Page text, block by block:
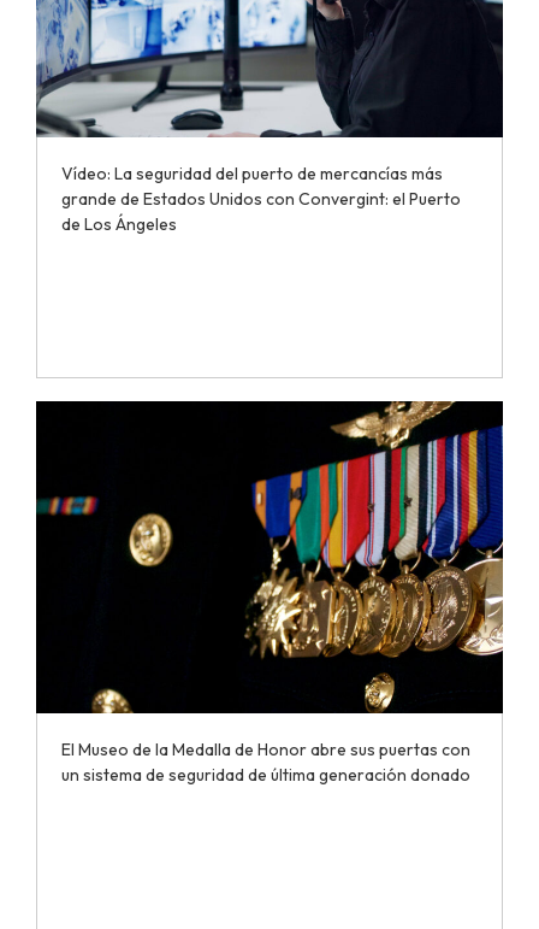
Vídeo: La seguridad del puerto de mercancías más
grande de Estados Unidos con Convergint: el Puerto
de Los Ángeles
El Museo de la Medalla de Honor abre sus puertas con
un sistema de seguridad de última generación donado